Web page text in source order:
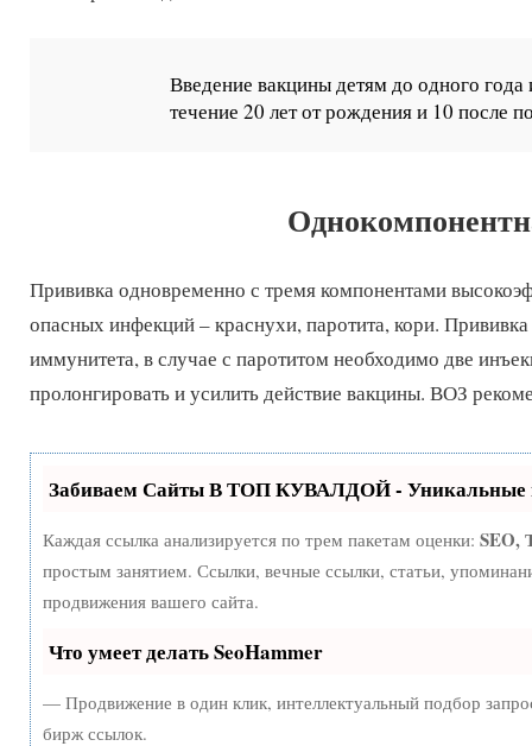
Введение вакцины детям до одного года
течение 20 лет от рождения и 10 после
Прививка одновременно с тремя компонентами
опасных инфекций – краснухи, паротита, кори.
иммунитета, в случае с паротитом необходимо две
пролонгировать и усилить действие вакцины. ВОЗ
Забиваем Сайты В ТОП КУВАЛДОЙ - Уникальные
Каждая ссылка анализируется по трем пакетам оценки: SEO,
простым занятием. Ссылки, вечные ссылки, статьи,
продвижения вашего сайта.
Что умеет делать SeoHammer
— Продвижение в один клик, интеллектуальный подбор
бирж ссылок.